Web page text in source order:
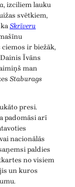
, izciliem lauku
svētkiem,
Skrīveru
ir biežāk,
Īvāns
man
Staburags
presi.
padomāsi arī
nacionālās
paldies
no visiem
un kuros